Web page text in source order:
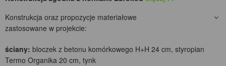
Konstrukcja oraz propozycje materiałowe
zastosowane w projekcie:
ściany: bloczek z betonu komórkowego H+H 24 cm, styropian
Termo Organika 20 cm, tynk